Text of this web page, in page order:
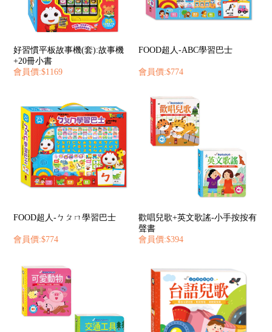
好習慣平板故事機(套):故事機
+20冊小書
會員價:$1169
FOOD超人-ABC學習巴士
會員價:$774
FOOD超人-ㄅㄆㄇ學習巴士
會員價:$774
歡唱兒歌+英文歌謠-小手按按有
聲書
會員價:$394